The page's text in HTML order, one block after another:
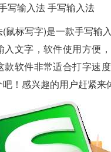
写输入法 手写输入法
鼠标写字)是一款手写输
入文字，软件使用方便
软件非常适合打字速
！感兴趣的用户赶紧来